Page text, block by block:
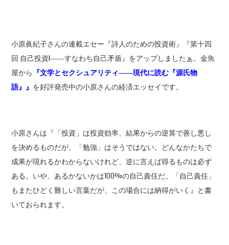
小原眞紀子さんの連載エセー『詩人のための投資術』『第十四
回 自己投資I――すなわち自己矛盾』をアップしましたぁ。金魚
屋から 『文学とセクシュアリティ――現代に読む『源氏物
語』』 を好評発売中の小原さんの経済エッセイです。
小原さんは『「投資」は投資効率、結果からの逆算で善し悪し
を決めるものだが、「勉強」はそうではない。どんなかたちで
成果が現れるかわからないけれど、逆に言えば得るものは必ず
ある。いや、あるかないかは100%の自己責任だ。「自己責任」
もまたひどく難しい言葉だが、この場合には納得がいく』と書
いておられます。